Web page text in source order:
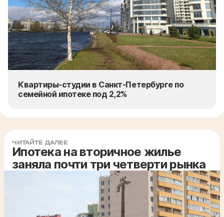
Квартиры-студии в Санкт-Петербурге по
семейной ипотеке под 2,2%
ЧИТАЙТЕ ДАЛЕЕ
Ипотека на вторичное жилье
заняла почти три четверти рынка